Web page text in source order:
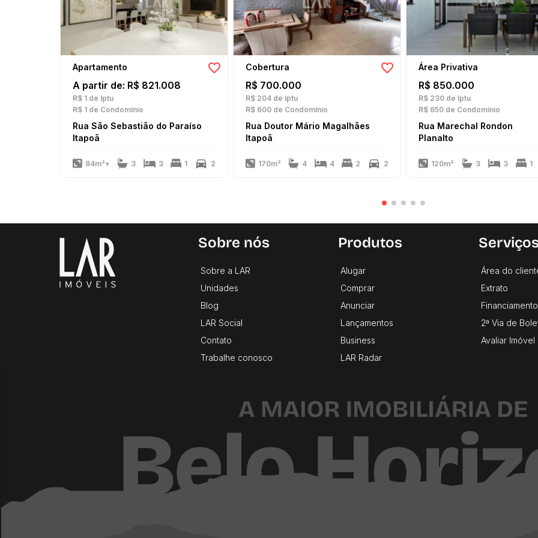
Apartamento
A partir de: R$ 821.008
R$ 1 de Iptu
R$ 1 de Condomínio
Rua São Sebastião do Paraíso
Itapoã
84m²+ 3 3 1 2
Cobertura
R$ 700.000
R$ 204 de Iptu
R$ 600 de Condomínio
Rua Doutor Mário Magalhães
Itapoã
170m² 4 4 2 2
Área Privativa
R$ 850.000
R$ 230 de Iptu
R$ 650 de Condomínio
Rua Marechal Rondon
Planalto
120m² 3 3 1
Sobre nós
Sobre a LAR
Unidades
Blog
LAR Social
Contato
Trabalhe conosco
Produtos
Alugar
Comprar
Anunciar
Lançamentos
Business
LAR Radar
Serviços
Área do
Extrato
Financiamento
2ª Via de
Avaliar Imóvel